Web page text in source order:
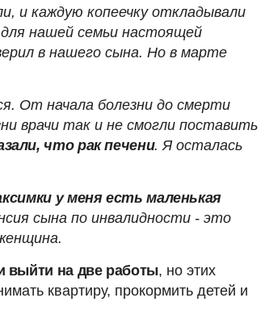
и каждую копеечку откладывали
нашей семьи настоящей
в нашего сына. Но в марте
От начала болезни до смерти
врачи так и не смогли поставить
что рак печени. Я осталась
у меня есть маленькая
сына по инвалидности - это
выйти на две работы, но этих
квартиру, прокормить детей и